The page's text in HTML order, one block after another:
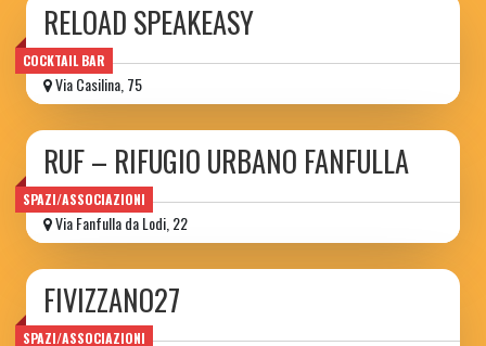
COCKTAIL BAR
RELOAD SPEAKEASY
Via Casilina, 75
SPAZI/ASSOCIAZIONI
RUF – RIFUGIO URBANO FANFULLA
Via Fanfulla da Lodi, 22
SPAZI/ASSOCIAZIONI
FIVIZZANO27